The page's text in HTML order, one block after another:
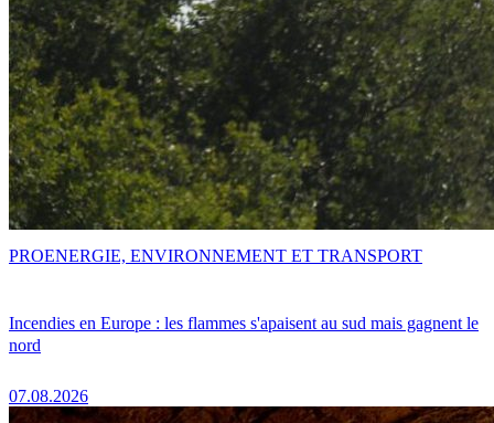
Incendies en Europe : les flammes s'apaisent au sud mais gagnent le
nord
07.08.2026
PROENERGIE, ENVIRONNEMENT ET TRANSPORT